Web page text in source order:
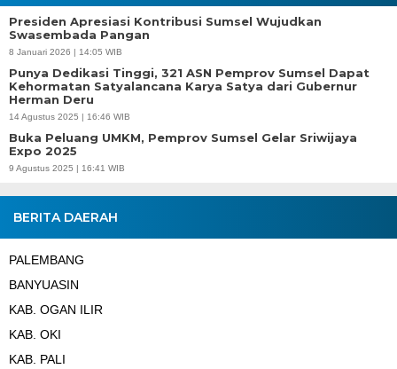
Presiden Apresiasi Kontribusi Sumsel Wujudkan
Swasembada Pangan
8 Januari 2026 | 14:05 WIB
Punya Dedikasi Tinggi, 321 ASN Pemprov Sumsel Dapat
Kehormatan Satyalancana Karya Satya dari Gubernur
Herman Deru
14 Agustus 2025 | 16:46 WIB
Buka Peluang UMKM, Pemprov Sumsel Gelar Sriwijaya
Expo 2025
9 Agustus 2025 | 16:41 WIB
BERITA DAERAH
PALEMBANG
BANYUASIN
KAB. OGAN ILIR
KAB. OKI
KAB. PALI